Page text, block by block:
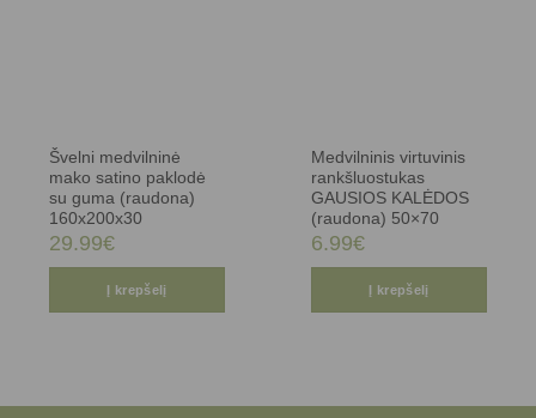
Švelni medvilninė
mako satino paklodė
su guma (raudona)
160x200x30
29.99€
Į krepšelį
Medvilninis virtuvinis
rankšluostukas
GAUSIOS KALĖDOS
(raudona) 50×70
6.99€
Į krepšelį